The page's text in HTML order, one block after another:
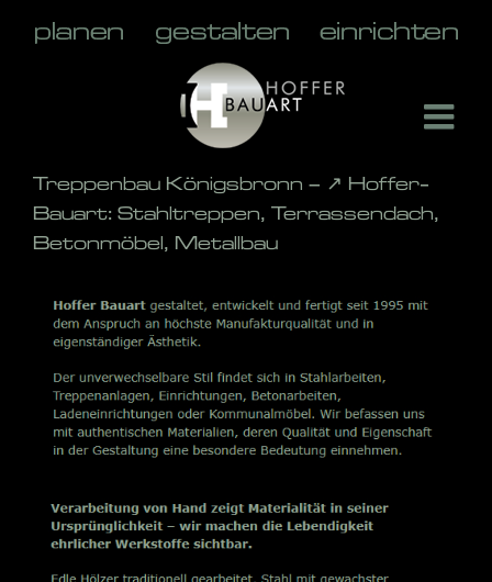
Treppenbau Königsbronn – ↗️ Hoffer-
Bauart: Stahltreppen, Terrassendach,
Betonmöbel, Metallbau